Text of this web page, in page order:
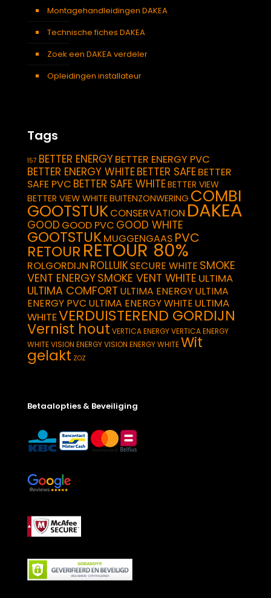
Montagehandleidingen DAKEA
Technische fiches DAKEA
Zoek een DAKEA verdeler
Opleidingen installateur
Tags
157 BETTER ENERGYBETTER ENERGY PVC
BETTER ENERGY WHITEBETTER SAFEBETTER
SAFE PVC BETTER SAFE WHITEBETTER VIEW
BETTER VIEW WHITEBUITENZONWERING COMBI
GOOTSTUKCONSERVATION DAKEA
GOOD GOOD PVC GOOD WHITE
GOOTSTUKMUGGENGAAS PVC
RETOUR RETOUR 80%
ROLGORDIJN ROLLUIKSECURE WHITE SMOKE
VENT ENERGYSMOKE VENT WHITE ULTIMA
ULTIMA COMFORT ULTIMA ENERGYULTIMA
ENERGY PVC ULTIMA ENERGY WHITE ULTIMA
WHITEVERDUISTEREND GORDIJN
Vernist hout VERTICA ENERGYVERTICA ENERGY
WHITEVISION ENERGYVISION ENERGY WHITEWit
gelakt ZOZ
Betaalopties & Beveiliging